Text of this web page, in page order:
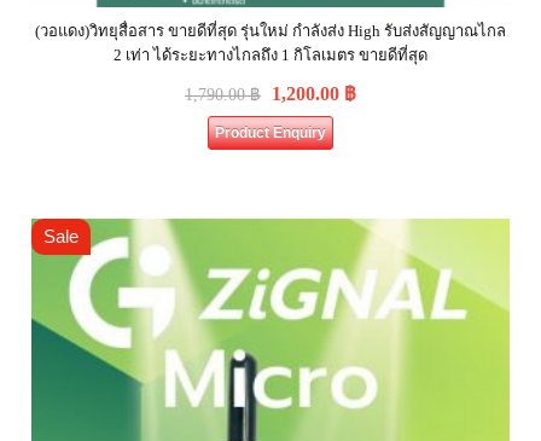
(วอแดง)วิทยุสื่อสาร ขายดีที่สุด รุ่นใหม่ กำลังส่ง High รับส่งสัญญาณไกล
2 เท่า ได้ระยะทางไกลถึง 1 กิโลเมตร ขายดีที่สุด
1,790.00฿ 1,200.00 ฿
Product Enquiry
Sale